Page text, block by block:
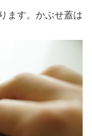
ます。かぶせ蓋は